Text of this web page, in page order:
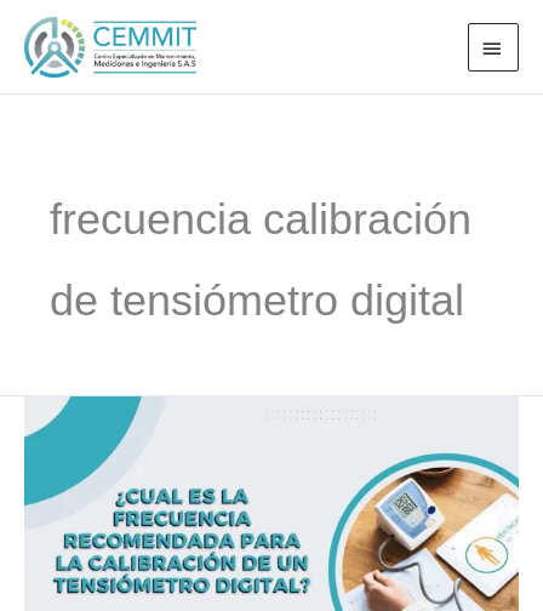
contenido
frecuencia calibración
de tensiómetro digital
¿Con
qué
frecuencia
se
calibrar